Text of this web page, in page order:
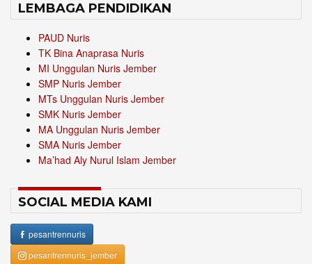
LEMBAGA PENDIDIKAN
PAUD Nuris
TK Bina Anaprasa Nuris
MI Unggulan Nuris Jember
SMP Nuris Jember
MTs Unggulan Nuris Jember
SMK Nuris Jember
MA Unggulan Nuris Jember
SMA Nuris Jember
Ma’had Aly Nurul Islam Jember
SOCIAL MEDIA KAMI
pesantrennuris
pesantrennuris_jember